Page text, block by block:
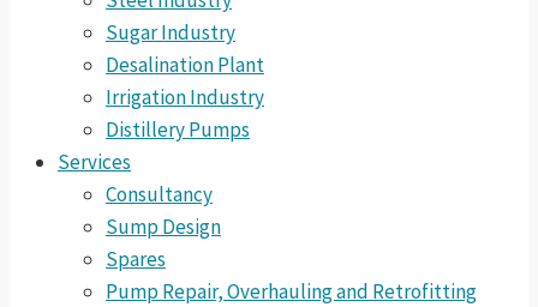
Sugar Industry
Desalination Plant
Irrigation Industry
Distillery Pumps
Services
Consultancy
Sump Design
Spares
Pump Repair, Overhauling and Retrofitting